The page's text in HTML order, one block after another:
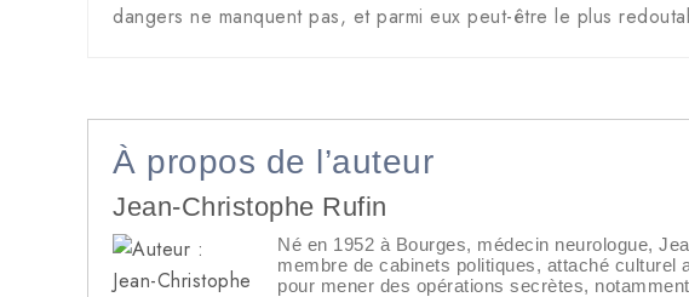
dangers ne manquent pas, et parmi eux peut-être le plus
À propos de l’auteur
Jean-Christophe Rufin
Né en 1952 à Bourges, médecin neurologue,
membre de cabinets politiques, attaché
pour mener des opérations secrètes,